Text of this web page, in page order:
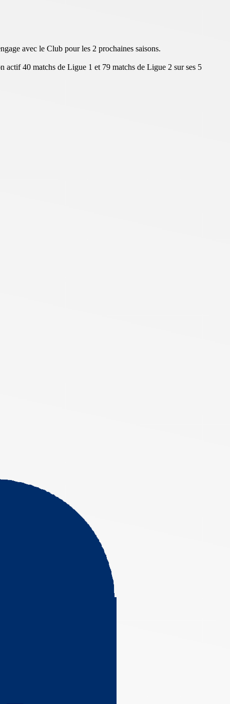
avec le Club pour les 2 prochaines saisons.
actif 40 matchs de Ligue 1 et 79 matchs de Ligue 2 sur ses 5